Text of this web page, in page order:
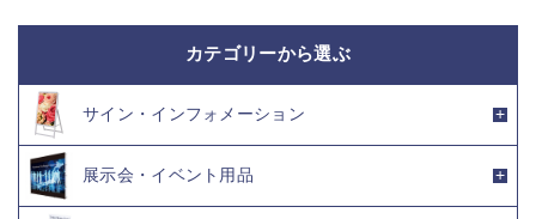
カテゴリーから選ぶ
サイン・インフォメーション
展示会・イベント用品